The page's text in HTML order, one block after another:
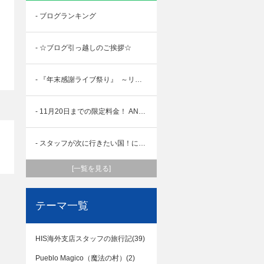
- ブログランキング
- ☆ブログ引っ越しのご挨拶☆
- 『年末感謝ライブ祭り』 ～リメンバー ラテンアメリカ～ サステナブルは地球を救う☆
- 11月20日までの限定料金！ ANA日本行き航空券が今なら安い！！
- スタッフが次に行きたい国！に選ばれました★
[一覧を見る]
テーマ一覧
HIS海外支店スタッフの旅行記(39)
Pueblo Magico（魔法の村）(2)